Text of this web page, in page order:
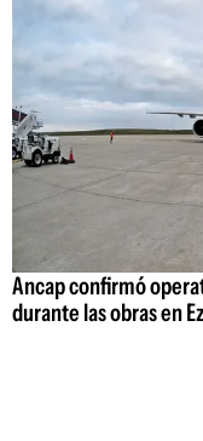
Ancap confirmó
durante las obras en